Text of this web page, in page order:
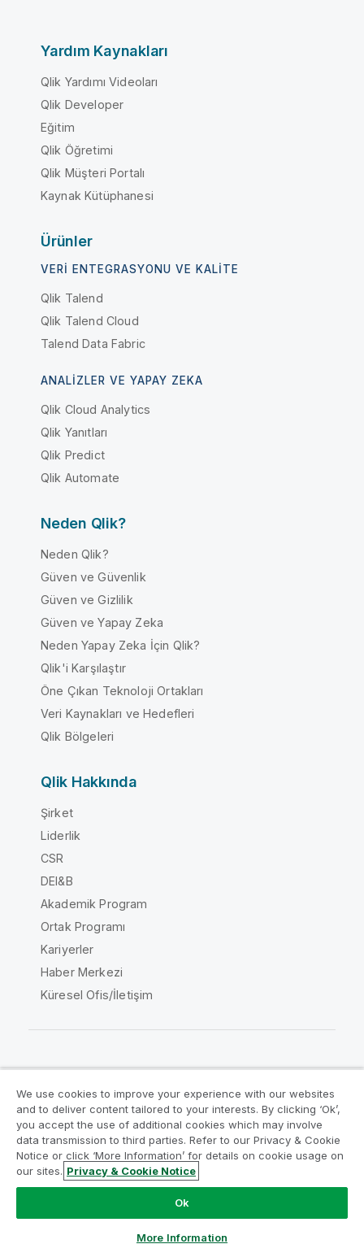
Yardım Kaynakları
Qlik Yardımı Videoları
Qlik Developer
Eğitim
Qlik Öğretimi
Qlik Müşteri Portalı
Kaynak Kütüphanesi
Ürünler
VERI ENTEGRASYONU VE KALITE
Qlik Talend
Qlik Talend Cloud
Talend Data Fabric
ANALIZLER VE YAPAY ZEKA
Qlik Cloud Analytics
Qlik Yanıtları
Qlik Predict
Qlik Automate
Neden Qlik?
Neden Qlik?
Güven ve Güvenlik
Güven ve Gizlilik
Güven ve Yapay Zeka
Neden Yapay Zeka İçin Qlik?
Qlik'i Karşılaştır
Öne Çıkan Teknoloji Ortakları
Veri Kaynakları ve Hedefleri
Qlik Bölgeleri
Qlik Hakkında
Şirket
Liderlik
CSR
DEI&B
Akademik Program
Ortak Programı
Kariyerler
Haber Merkezi
Küresel Ofis/İletişim
Yasal sözleşmeler
Ürün Koşulları
Legal Policies
Legal Policies
Kullanım koşulları
Ticari markalar
Do Not Share My Info
Telif Hakkı © 1993-2026 QlikTech International AB. Tüm
We use cookies to improve your experience with our websites
and to deliver content tailored to your interests. By clicking ‘Ok’,
you accept the use of additional cookies which may involve
data transmission to third parties. Refer to our Privacy & Cookie
Notice or click ‘More Information’ for details on cookie usage on
our sites. Privacy & Cookie Notice
Ok
More Information